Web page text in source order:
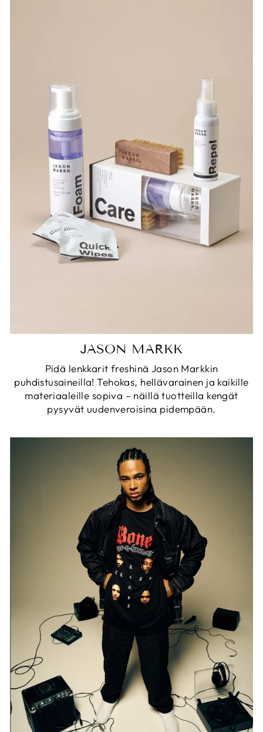
JASON MARKK
Pidä lenkkarit freshinä Jason Markkin
puhdistusaineilla! Tehokas, hellävarainen ja kaikille
materiaaleille sopiva – näillä tuotteilla kengät
pysyvät uudenveroisina pidempään.